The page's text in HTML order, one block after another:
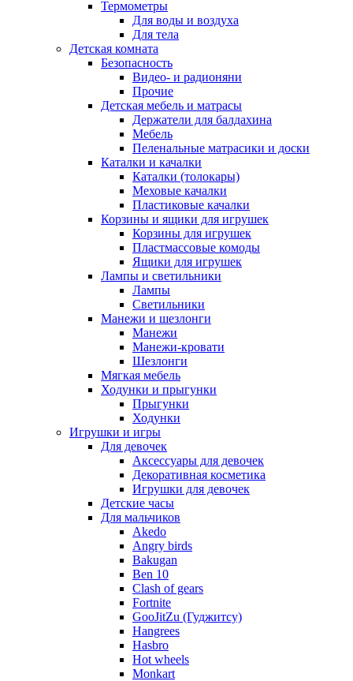
Термометры
Для воды и воздуха
Для тела
Детская комната
Безопасность
Видео- и радионяни
Прочие
Детская мебель и матрасы
Держатели для балдахина
Мебель
Пеленальные матрасики и доски
Каталки и качалки
Каталки (толокары)
Меховые качалки
Пластиковые качалки
Корзины и ящики для игрушек
Корзины для игрушек
Пластмассовые комоды
Ящики для игрушек
Лампы и светильники
Лампы
Светильники
Манежи и шезлонги
Манежи
Манежи-кровати
Шезлонги
Мягкая мебель
Ходунки и прыгунки
Прыгунки
Ходунки
Игрушки и игры
Для девочек
Аксессуары для девочек
Декоративная косметика
Игрушки для девочек
Детские часы
Для мальчиков
Akedo
Angry birds
Bakugan
Ben 10
Clash of gears
Fortnite
GooJitZu (Гуджитсу)
Hangrees
Hasbro
Hot wheels
Monkart